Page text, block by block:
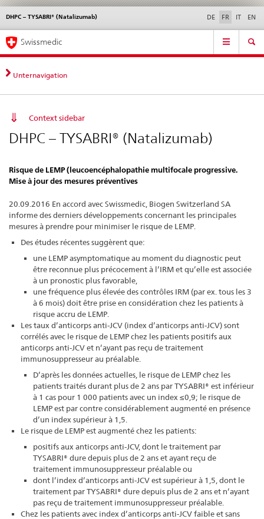
Navigation
directe:
actualités,
bases
contact
Actualités & Mises à
normes
Contact | Support &
aide
DHPC – TYSABRI® (Natalizumab) DE FR IT EN
Service
Navigation
Swissmedic
Unternavigation
Context sidebar
DHPC – TYSABRI® (Natalizumab)
Risque de LEMP (leucoencéphalopathie multifocale progressive.
Mise à jour des mesures préventives
20.09.2016 En accord avec Swissmedic, Biogen Switzerland SA
informe des derniers développements concernant les principales
mesures à prendre pour minimiser le risque de LEMP.
Des études récentes suggèrent que:
une LEMP asymptomatique au moment du diagnostic peut
être reconnue plus précocement à l’IRM et qu’elle est associée
à un pronostic plus favorable,
une fréquence plus élevée des contrôles IRM (par ex. tous les 3
à 6 mois) doit être prise en considération chez les patients à
risque accru de LEMP.
Les taux d’anticorps anti-JCV (index d’anticorps anti-JCV) sont
corrélés avec le risque de LEMP chez les patients positifs aux
anticorps anti-JCV et n’ayant pas reçu de traitement
immunosuppresseur au préalable.
D’après les données actuelles, le risque de LEMP chez les
patients traités durant plus de 2 ans par TYSABRI® est inférieur
à 1 cas pour 1 000 patients avec un index ≤0,9; le risque de
LEMP est par contre considérablement augmenté en présence
d’un index supérieur à 1,5.
Le risque de LEMP est augmenté chez les patients:
positifs aux anticorps anti-JCV, dont le traitement par
TYSABRI® dure depuis plus de 2 ans et ayant reçu de
traitement immunosuppresseur préalable ou
dont l’index d’anticorps anti-JCV est supérieur à 1,5, dont le
traitement par TYSABRI® dure depuis plus de 2 ans et n’ayant
pas reçu de traitement immunosuppresseur préalable.
Chez les patients avec index d’anticorps anti-JCV faible et sans